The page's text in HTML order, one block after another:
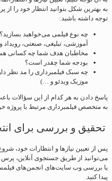
به بهترین شکل بتوانید انتظار خود را از
توجه داشته باشید:
چه نوع فیلمی می‌خواهید بسازید؟
آموزشی، تبلیغی، صنعتی،
مخاطبان هدف شما چه کسانی
بودجه شما چقدر است؟
چه سبک فیلمبرداری را مد نظر
موزیک ویدئو و …)
پاسخ دادن به هر کدام از این سؤالات
به متخصص فیلمبرداری مرتبط با پروژه
تحقیق و بررسی برای
پس از تعیین نیازها و انتظارات خود،
می‌توانید از طریق جستجوی آنلاین، پرس
یا بررسی وب سایت‌های انجمن‌های
پیدا کنید.